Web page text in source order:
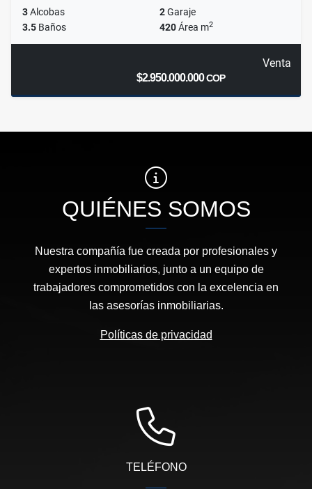
3Alcobas 2Garaje
3.5 Baños 420Área m2
Venta
$2.950.000.000COP
QUIÉNES SOMOS
Nuestra compañía fue creada por profesionales y
expertos inmobiliarios, junto a un equipo de
trabajadores comprometidos con la excelencia en
las asesorías inmobiliarias.
Políticas de privacidad
TELÉFONO